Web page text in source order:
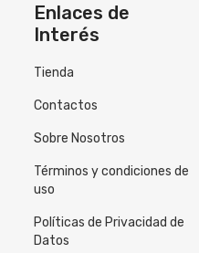
Enlaces de
Interés
Tienda
Contactos
Sobre Nosotros
Términos y condiciones de
uso
Políticas de Privacidad de
Datos